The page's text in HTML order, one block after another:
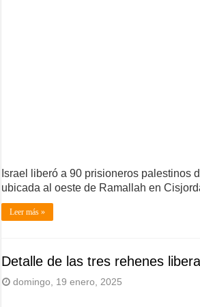
Israel liberó a 90 prisioneros palestinos
ubicada al oeste de Ramallah en
Leer más »
Detalle de las tres rehenes
domingo, 19 enero, 2025